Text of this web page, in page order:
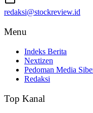
redaksi@stockreview.id
Menu
Indeks Berita
Nextizen
Pedoman Media
Redaksi
Top Kanal